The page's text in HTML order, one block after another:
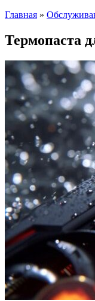
Главная »
Термопаста